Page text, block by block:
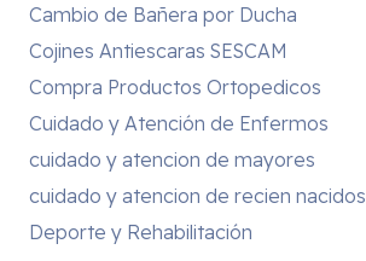
Cambio de Bañera por Ducha
Cojines Antiescaras SESCAM
Compra Productos Ortopedicos
Cuidado y Atención de Enfermos
cuidado y atencion de mayores
cuidado y atencion de recien nacidos
Deporte y Rehabilitación